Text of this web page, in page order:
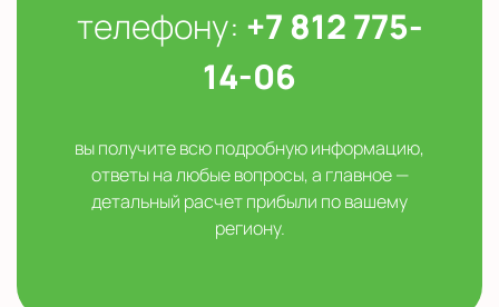
телефону: +7 812 775-
14-06
вы получите всю подробную информацию,
ответы на любые вопросы, а главное —
детальный расчет прибыли по вашему
региону.